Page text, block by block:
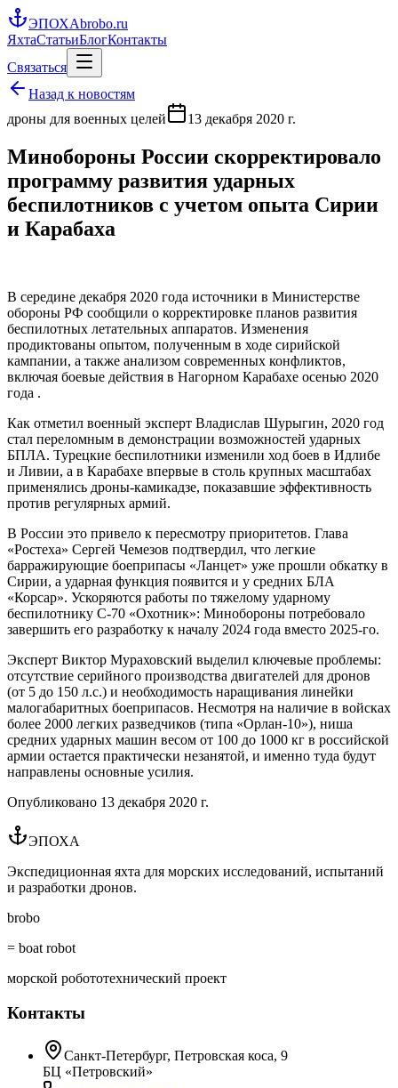
ЭПОХАbrobo.ru
ЯхтаСтатьиБлогКонтакты
Связаться
Назад к новостям
дроны для военных целей
13 декабря 2020 г.
Минобороны России скорректировало
программу развития ударных
беспилотников с учетом опыта Сирии
и Карабаха
В середине декабря 2020 года источники в Министерстве
обороны РФ сообщили о корректировке планов развития
беспилотных летательных аппаратов. Изменения
продиктованы опытом, полученным в ходе сирийской
кампании, а также анализом современных конфликтов,
включая боевые действия в Нагорном Карабахе осенью 2020
года .
Как отметил военный эксперт Владислав Шурыгин, 2020 год
стал переломным в демонстрации возможностей ударных
БПЛА. Турецкие беспилотники изменили ход боев в Идлибе
и Ливии, а в Карабахе впервые в столь крупных масштабах
применялись дроны-камикадзе, показавшие эффективность
против регулярных армий.
В России это привело к пересмотру приоритетов. Глава
«Ростеха» Сергей Чемезов подтвердил, что легкие
барражирующие боеприпасы «Ланцет» уже прошли обкатку в
Сирии, а ударная функция появится и у средних БЛА
«Корсар». Ускоряются работы по тяжелому ударному
беспилотнику С-70 «Охотник»: Минобороны потребовало
завершить его разработку к началу 2024 года вместо 2025-го.
Эксперт Виктор Мураховский выделил ключевые проблемы:
отсутствие серийного производства двигателей для дронов
(от 5 до 150 л.с.) и необходимость наращивания линейки
малогабаритных боеприпасов. Несмотря на наличие в войсках
более 2000 легких разведчиков (типа «Орлан-10»), ниша
средних ударных машин весом от 100 до 1000 кг в российской
армии остается практически незанятой, и именно туда будут
направлены основные усилия.
Опубликовано 13 декабря 2020 г.
ЭПОХА
Экспедиционная яхта для морских исследований, испытаний
и разработки дронов.
brobo
= boat robot
морской робототехнический проект
Контакты
Санкт-Петербург, Петровская коса, 9
БЦ «Петровский»